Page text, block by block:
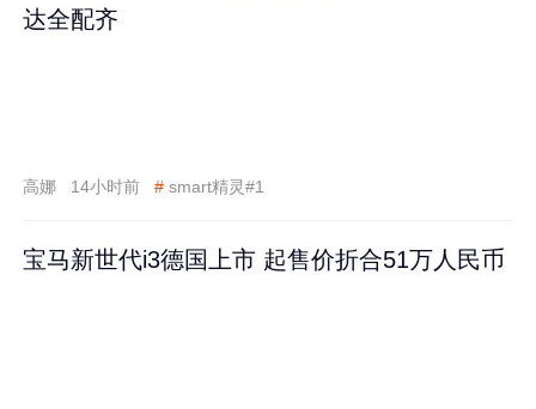
达全配齐
高娜 14小时前 # smart精灵#1
宝马新世代i3德国上市 起售价折合51万人民币